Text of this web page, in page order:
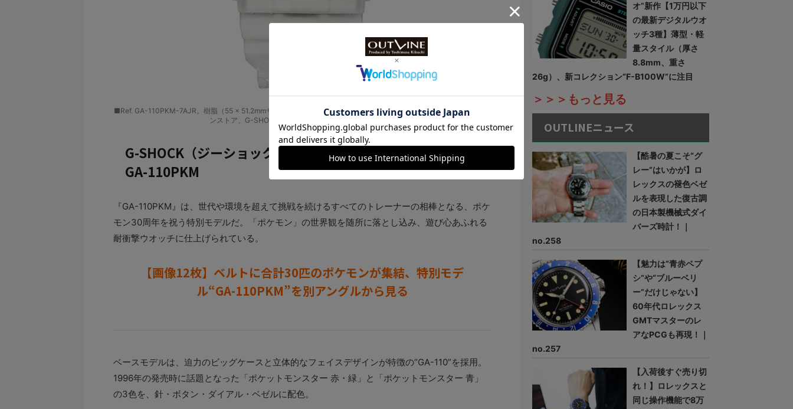
■Ref. GA-110PKM-7AJR。樹脂（55 × 51.2mmサイズ）。20気圧防水。クォーツ。3万3000円（CASIO公式オンライ
ンストア、G-SHOCK STORE、全国のG-SHOCK取扱店）
G-SHOCK（ジーショック）
GA-110PKM
『GA-110PKM』は、世代や環境を超えて挑戦を続けるすべてのトレーナーの相棒となる、ポケ
モン30周年を祝う特別モデルだ。「ポケモン」の世界観を随所に落とし込み、遊び心あふれる
耐衝撃ウオッチに仕上げられている。
【画像12枚】ベルトに合計30匹のポケモンが集結、特別モデ
ル“GA-110PKM”を別アングルから見る
ベースモデルは、迫力のビッグケースと立体的なフェイスデザインが特徴の“GA-110”を採用。
1996年の発売時に話題となった「ポケットモンスター 赤・緑」と「ポケットモンスター 青」
の3色を、針・ボタン・ダイアル・ベゼルに配色。
オ”新作【1万円以下
の最新デジタルウオ
ッチ3種】薄型・軽
量スタイル（厚さ
8.8mm、重さ
26g）、新コレクション“F-B100W”に注目
＞＞＞もっと見る
OUTLINEニュース
【酷暑の夏こそ“グ
レー”はいかが】ロ
レックスの褪色ベゼ
ルを表現した復古調
の日本製機械式ダイ
バーズ時計！｜
no.258
【魅力は“青赤ペプ
シ”や“ブルーベリ
ー”だけじゃない】
60年代ロレックス
GMTマスターのレ
アなPCGも再現！｜
no.257
【入荷後すぐ売り切
れ！】ロレックスと
同じ操作機能で8万